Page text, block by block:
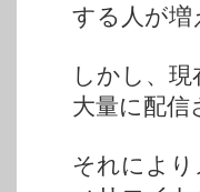
する人が増
しかし、
大量に配信
それによ